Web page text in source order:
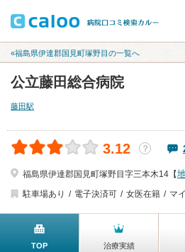
«福島県伊達郡国見町塚野目の一覧へ
公立藤田総合病院
藤田駅
3.12 ？
福島県伊達郡国見町塚野目字三本木14【
駐車場あり
電子決済可 女医在籍 マ
TOP 治療実績